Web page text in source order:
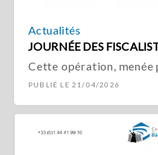
Actualités
JOURNÉE DES
Cette opération,
PUBLIÉ LE 21/04/2026